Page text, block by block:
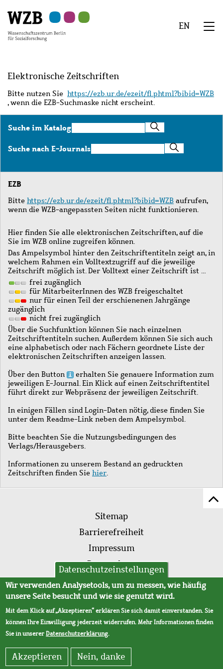
Hauptinhalt
springen
Navigation
springen
Suche
springen
Sekundärnavigation
springen
Fußzeile
springen
EN
Elektronische Zeitschriften
Bitte nutzen Sie https://ezb.ur.de/ezeit/fl.phtml?bibid=WZB
, wenn die EZB-Suchmaske nicht erscheint.
Suche im KatalogSuche
im
Katalog
Suche nach E-JournalsSuche
nach
Journals
EZB
Bitte https://ezb.ur.de/ezeit/fl.phtml?bibid=WZB aufrufen,
wenn die WZB-angepassten Seiten nicht funktionieren.
Hier finden Sie alle elektronischen Zeitschriften, auf die
Sie im WZB online zugreifen können.
Das Ampelsymbol hinter den Zeitschriftentiteln zeigt an, in
welchem Rahmen ein Volltextzugriff auf die jeweilige
Zeitschrift möglich ist. Der Volltext einer Zeitschrift ist …
frei zugänglich
für MitarbeiterInnen des WZB freigeschaltet
nur für einen Teil der erschienenen Jahrgänge
zugänglich
nicht frei zugänglich
Über die Suchfunktion können Sie nach einzelnen
Zeitschriftentiteln suchen. Außerdem können Sie sich auch
eine alphabetisch oder nach Fächern geordnete Liste der
elektronischen Zeitschriften anzeigen lassen.
Über den Button
erhalten Sie genauere Information zum
jeweiligen E-Journal. Ein Klick auf einen Zeitschriftentitel
führt direkt zur Webpräsenz der jeweiligen Zeitschrift.
In einigen Fällen sind Login-Daten nötig, diese finden Sie
unter dem Readme-Link neben dem Ampelsymbol.
Bitte beachten Sie die Nutzungsbedingungen des
Verlags/Herausgebers.
Informationen zu unserem Bestand an gedruckten
Zeitschriften finden Sie hier.
Fußleistenmenü
Sitemap
Barrierefreiheit
Impressum
Datenschutz
AVB
Datenschutzeinstellungen
Wir verwenden Analysetools, um zu messen, wie häufig
unsere Seite besucht und wie sie genutzt wird.
Mit dem Klick auf „Akzeptieren“ erklären Sie sich damit einverstanden. Sie
können Ihre Einwilligung jederzeit widerrufen. Mehr Informationen finden
Sie in unsererDatenschutzerklärung.
Akzeptieren Nein, danke